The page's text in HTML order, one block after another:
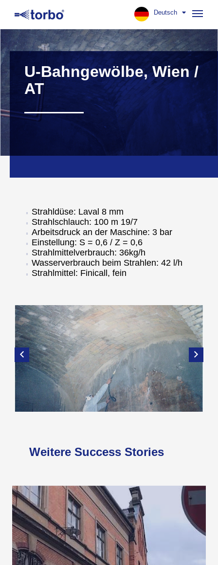
Deutsch
U-Bahngewölbe, Wien /
AT
Strahldüse: Laval 8 mm
Strahlschlauch: 100 m 19/7
Arbeitsdruck an der Maschine: 3 bar
Einstellung: S = 0,6 / Z = 0,6
Strahlmittelverbrauch: 36kg/h
Wasserverbrauch beim Strahlen: 42 l/h
Strahlmittel: Finicall, fein
Weitere Success Stories